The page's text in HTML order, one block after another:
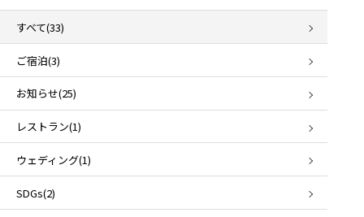
すべて(33)
ご宿泊(3)
お知らせ(25)
レストラン(1)
ウェディング(1)
SDGs(2)